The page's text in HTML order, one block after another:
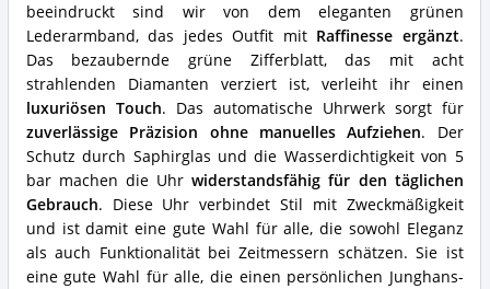
beeindruckt sind wir von dem eleganten grünen
Lederarmband, das jedes Outfit mit Raffinesse ergänzt.
Das bezaubernde grüne Zifferblatt, das mit acht
strahlenden Diamanten verziert ist, verleiht ihr einen
luxuriösen Touch. Das automatische Uhrwerk sorgt für
zuverlässige Präzision ohne manuelles Aufziehen. Der
Schutz durch Saphirglas und die Wasserdichtigkeit von 5
bar machen die Uhrwiderstandsfähig für den täglichen
Gebrauch. Diese Uhr verbindet Stil mit Zweckmäßigkeit
und ist damit eine gute Wahl für alle, die sowohl Eleganz
als auch Funktionalität bei Zeitmessern schätzen. Sie ist
eine gute Wahl für alle, die einen persönlichen Junghans-